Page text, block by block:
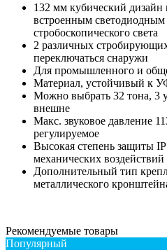
132 мм кубический дизайн
встроенным
стробоскопического света
2 различных
переключаться снаружи
Для промышленного и
Материал, устойчивый к
Можно выбрать 32 тона, 3
внешне
Макс. звуковое давление
регулируемое
Высокая степень защиты
механических
Дополнительный тип
металлического
Рекомендуемые товары
Популярный